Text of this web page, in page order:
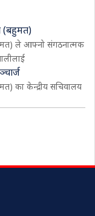
(बहुमत)
ले आफ्नो संगठनात्मक
का केन्द्रीय सचिवालय